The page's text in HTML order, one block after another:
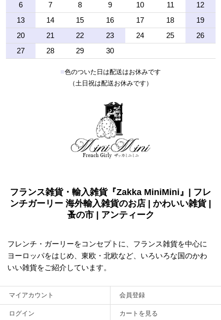
6
7 8 9 10 11
12
13
14 15 16 17 18
19
20
21 22 23 24 25
26
27
28 29 30
■色のついた日は配送はお休みです
（土日祝は配送お休みです）
フランス雑貨・輸入雑貨『Zakka MiniMini』| フレ
ンチガーリー 海外輸入雑貨のお店 | かわいい雑貨 |
蚤の市 | アンティーク
フレンチ・ガーリーをコンセプトに、フランス雑貨を中心に
ヨーロッパをはじめ、東欧・北欧など、いろいろな国のかわ
いい雑貨をご紹介しています。
マイアカウント 会員登録
ログイン カートを見る